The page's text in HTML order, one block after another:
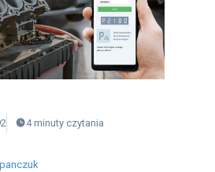
4 minuty czytania